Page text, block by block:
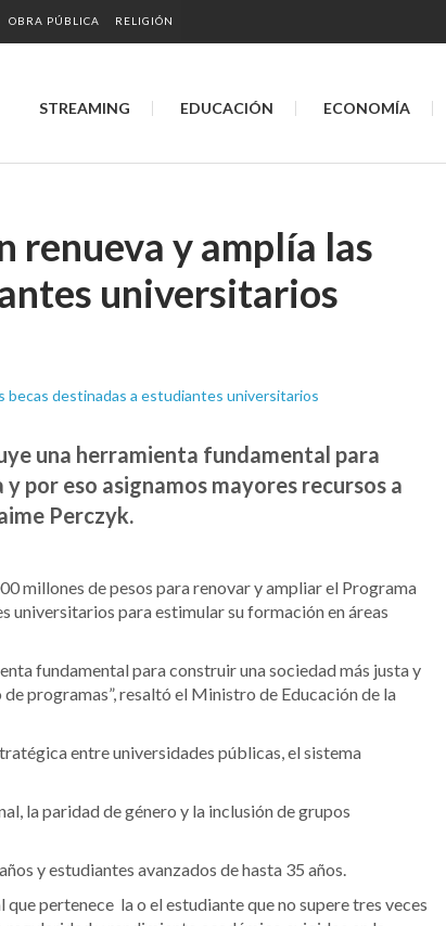
OBRA PÚBLICA RELIGIÓN
STREAMING EDUCACIÓN ECONOMÍA
renueva y amplía las
universitarios
una herramienta fundamental para
por eso asignamos mayores recursos a
Perczyk.
millones de pesos para renovar y ampliar el Programa
universitarios para estimular su formación en áreas
fundamental para construir una sociedad más justa y
programas”, resaltó el Ministro de Educación de la
entre universidades públicas, el sistema
la paridad de género y la inclusión de grupos
y estudiantes avanzados de hasta 35 años.
pertenece la o el estudiante que no supere tres veces